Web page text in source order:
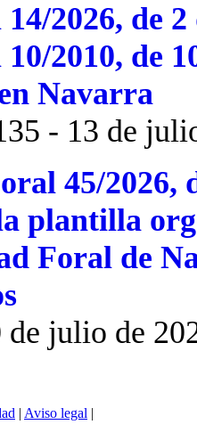
2026, de
2010, de
Navarra
- 13 de
45/2026,
plantilla
Foral de
julio de
| Aviso legal |